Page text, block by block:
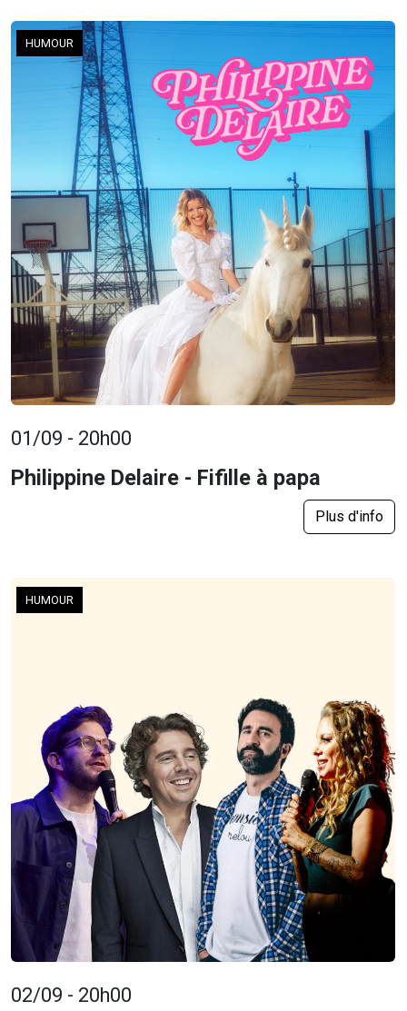
HUMOUR
01/09 - 20h00
Philippine Delaire - Fifille à papa
Plus d'info
HUMOUR
02/09 - 20h00